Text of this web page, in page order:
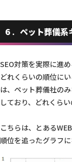
6 ペット葬儀系
SEO対策を実際に進
どれくらいの順位に
は、ペット葬儀社の
しており、どれくら
こちらは、とある
順位を追ったグラフに